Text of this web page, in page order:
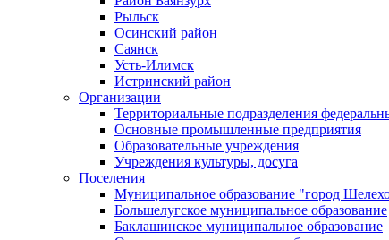
Рыльск
Осинский район
Саянск
Усть-Илимск
Истринский район
Организации
Территориальные подразделения
Основные промышленные предприятия
Образовательные учреждения
Учреждения культуры, досуга
Поселения
Муниципальное образование "город
Большелугское муниципальное образование
Баклашинское муниципальное образование